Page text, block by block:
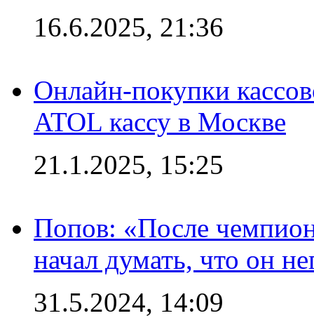
16.6.2025, 21:36
Онлайн-покупки
ATOL кассу в Москве
21.1.2025, 15:25
Попов: «После
начал думать, что он
31.5.2024, 14:09